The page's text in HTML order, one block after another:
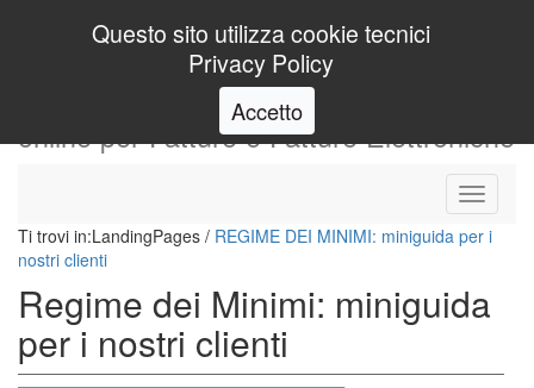
Questo sito utilizza cookie tecnici
Privacy Policy
Accetto
programma gestionale
online per Fatture e Fatture Elettroniche
Toggle
Ti trovi in:LandingPages / REGIME DEI MINIMI: miniguida per i
nostri clienti
Regime dei Minimi: miniguida
per i nostri clienti